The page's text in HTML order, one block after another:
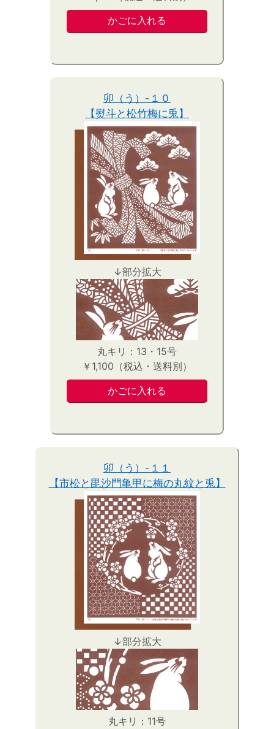
卯（う）-１０
【熨斗と松竹梅に兎】
↓部分拡大
丸キリ：13・15号
￥1,100（税込・送料別）
卯（う）-１１
【市松と毘沙門亀甲に梅の丸紋と兎】
↓部分拡大
丸キリ：11号